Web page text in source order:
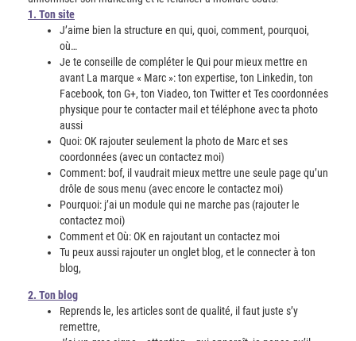
1. Ton site
J’aime bien la structure en qui, quoi, comment, pourquoi,
où…
Je te conseille de compléter le Qui pour mieux mettre en
avant La marque « Marc »: ton expertise, ton Linkedin, ton
Facebook, ton G+, ton Viadeo, ton Twitter et Tes coordonnées
physique pour te contacter mail et téléphone avec ta photo
aussi
Quoi: OK rajouter seulement la photo de Marc et ses
coordonnées (avec un contactez moi)
Comment: bof, il vaudrait mieux mettre une seule page qu’un
drôle de sous menu (avec encore le contactez moi)
Pourquoi: j’ai un module qui ne marche pas (rajouter le
contactez moi)
Comment et Où: OK en rajoutant un contactez moi
Tu peux aussi rajouter un onglet blog, et le connecter à ton
blog,
2. Ton blog
Reprends le, les articles sont de qualité, il faut juste s’y
remettre,